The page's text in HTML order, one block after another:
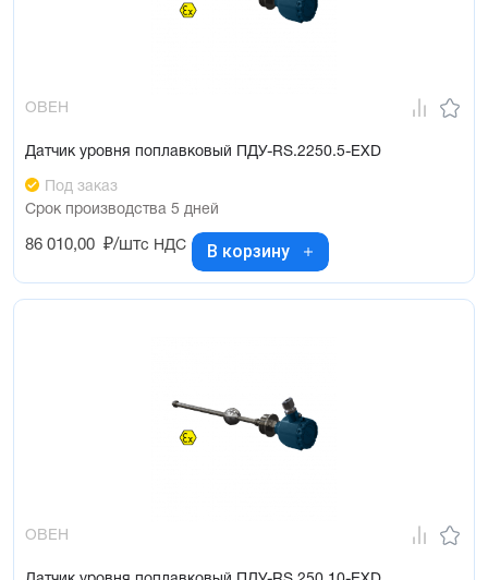
ОВЕН
Датчик уровня поплавковый ПДУ-RS.2250.5-ЕХD
Под заказ
Срок производства 5 дней
86 010,00 ₽/штс НДС В корзину
ОВЕН